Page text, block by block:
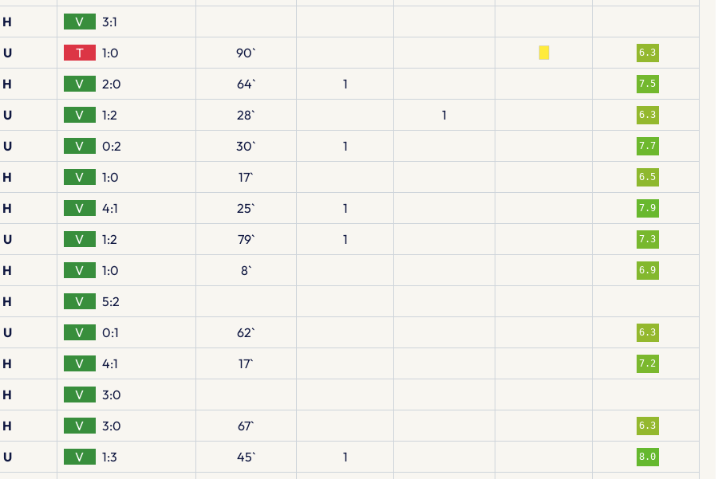
H V
3:1
U T 1:0 90` 6.3
H V 2:0 64` 1 7.5
U V 1:2 28` 1 6.3
U V 0:2 30` 1 7.7
H V 1:0 17` 6.5
H V 4:1 25` 1 7.9
U V 1:2 79` 1 7.3
H V 1:0 8` 6.9
H V
5:2
U V 0:1 62` 6.3
H V 4:1 17` 7.2
H V
3:0
H V 3:0 67` 6.3
U V 1:3 45` 1 8.0